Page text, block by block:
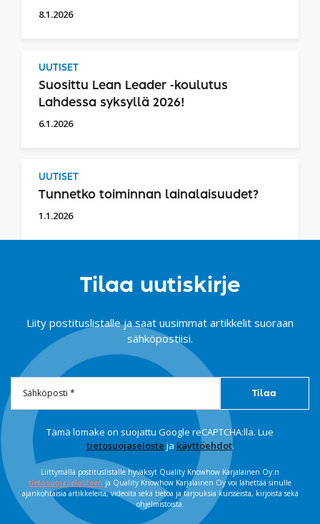
8.1.2026
UUTISET
Suosittu Lean Leader -koulutus
Lahdessa syksyllä 2026!
6.1.2026
UUTISET
Tunnetko toiminnan lainalaisuudet?
1.1.2026
Tilaa uutiskirje
Liity postituslistalle ja saat uusimmat artikkelit suoraan
sähköpostiisi.
Tämä lomake on suojattu Google reCAPTCHA:lla. Lue
tietosuojaseloste ja käyttöehdot.
Liittymällä postituslistalle hyväksyt Quality Knowhow Karjalainen Oy:n
tietosuojaselosteen ja Quality Knowhow Karjalainen Oy voi lähettää sinulle
ajankohtaisia artikkeleita, videoita sekä tietoa ja tarjouksia kursseista, kirjoista sekä
ohjelmistoista.